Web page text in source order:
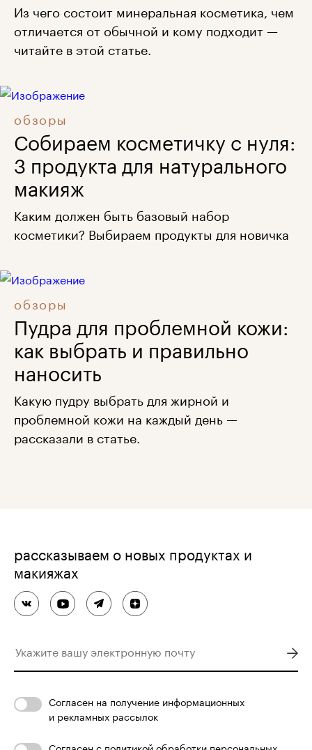
Из чего состоит минеральная косметика, чем
отличается от обычной и кому подходит —
читайте в этой статье.
обзоры
Собираем косметичку с нуля:
3 продукта для натурального
макияж
Каким должен быть базовый набор
косметики? Выбираем продукты для новичка
обзоры
Пудра для проблемной кожи:
как выбрать и правильно
наносить
Какую пудру выбрать для жирной и
проблемной кожи на каждый день —
рассказали в статье.
рассказываем о новых продуктах и
макияжах
Согласен на получение информационных
и рекламных рассылок